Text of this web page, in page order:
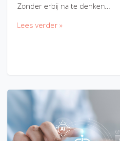
Zonder erbij na te denken…
Lees verder »